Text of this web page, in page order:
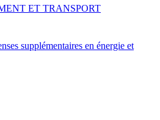
supplémentaires en énergie et
ET TRANSPORT